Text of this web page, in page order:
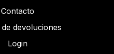
Contacto
de devoluciones
Login